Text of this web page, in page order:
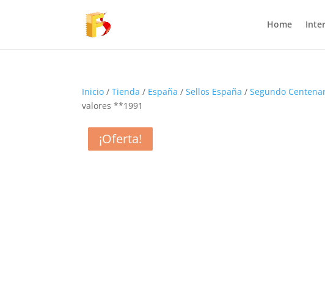
Home
Inicio /Tienda / España /Sellos España /Segundo
valores **1991
¡Oferta!
¡Oferta!
¡Oferta!
¡Oferta!